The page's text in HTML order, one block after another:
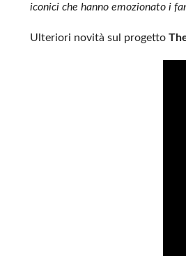
iconici che hanno emozionato i
Ulteriori novità sul progetto